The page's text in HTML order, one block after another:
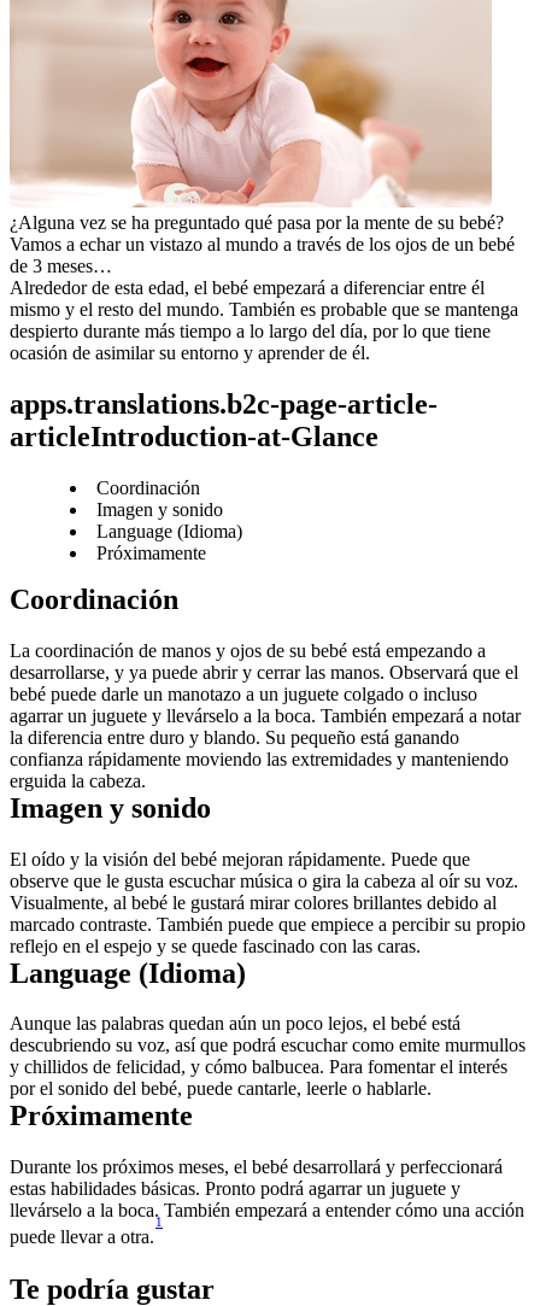
¿Alguna vez se ha preguntado qué pasa por la mente de su bebé?
Vamos a echar un vistazo al mundo a través de los ojos de un bebé
de 3 meses…
Alrededor de esta edad, el bebé empezará a diferenciar entre él
mismo y el resto del mundo. También es probable que se mantenga
despierto durante más tiempo a lo largo del día, por lo que tiene
ocasión de asimilar su entorno y aprender de él.
apps.translations.b2c-page-article-
articleIntroduction-at-Glance
Coordinación
Imagen y sonido
Language (Idioma)
Próximamente
Coordinación
La coordinación de manos y ojos de su bebé está empezando a
desarrollarse, y ya puede abrir y cerrar las manos. Observará que el
bebé puede darle un manotazo a un juguete colgado o incluso
agarrar un juguete y llevárselo a la boca. También empezará a notar
la diferencia entre duro y blando. Su pequeño está ganando
confianza rápidamente moviendo las extremidades y manteniendo
erguida la cabeza.
Imagen y sonido
El oído y la visión del bebé mejoran rápidamente. Puede que
observe que le gusta escuchar música o gira la cabeza al oír su voz.
Visualmente, al bebé le gustará mirar colores brillantes debido al
marcado contraste. También puede que empiece a percibir su propio
reflejo en el espejo y se quede fascinado con las caras.
Language (Idioma)
Aunque las palabras quedan aún un poco lejos, el bebé está
descubriendo su voz, así que podrá escuchar como emite murmullos
y chillidos de felicidad, y cómo balbucea. Para fomentar el interés
por el sonido del bebé, puede cantarle, leerle o hablarle.
Próximamente
Durante los próximos meses, el bebé desarrollará y perfeccionará
estas habilidades básicas. Pronto podrá agarrar un juguete y
llevárselo a la boca. También empezará a entender cómo una acción
puede llevar a otra.
1
Te podría gustar